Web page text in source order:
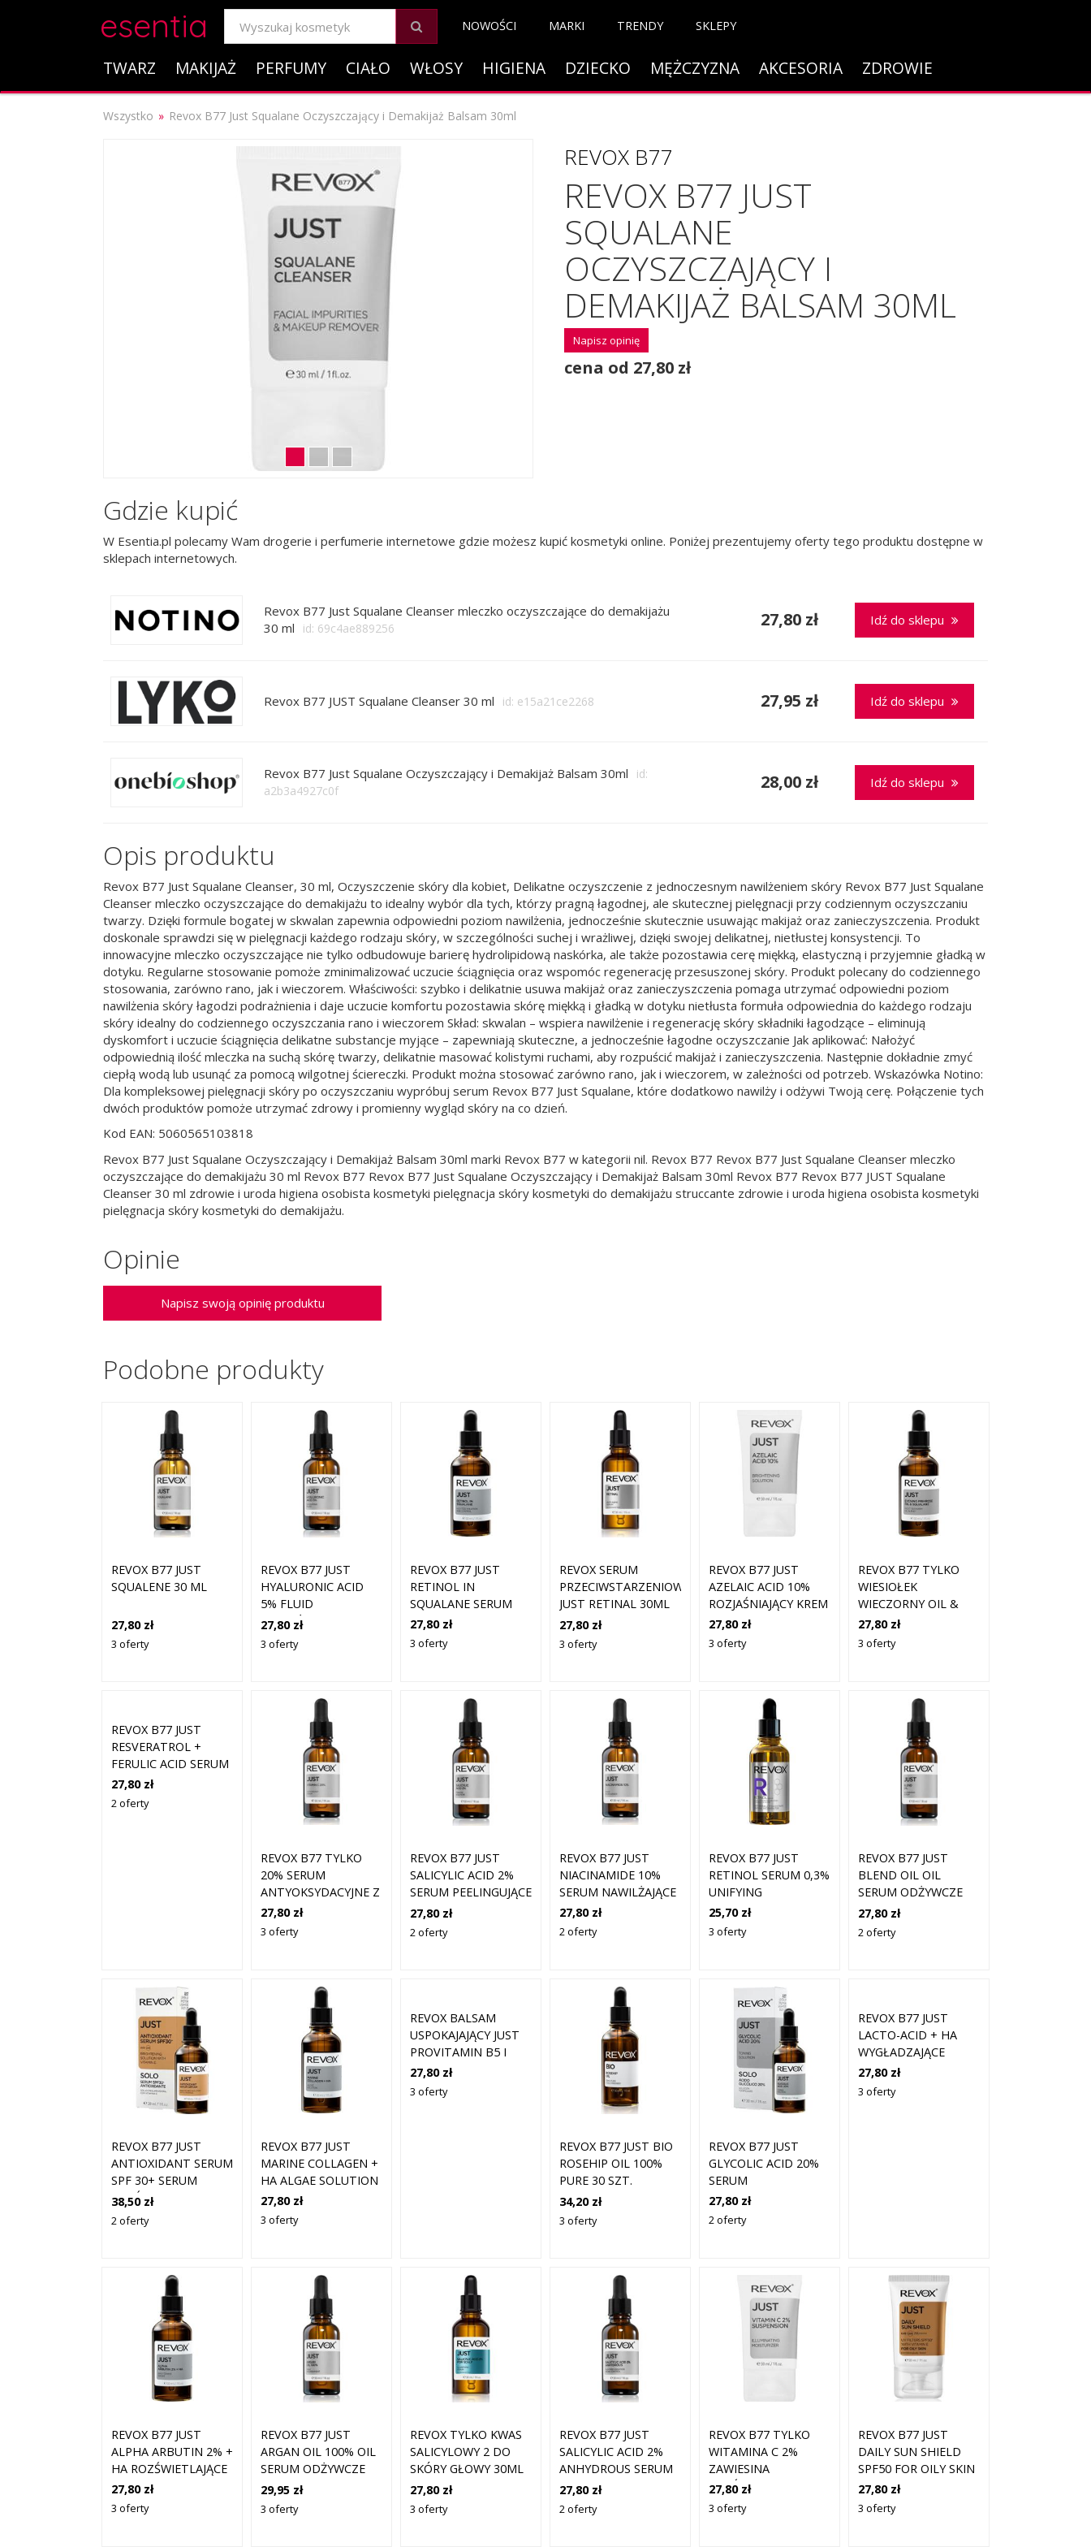
esentia NOWOŚCI MARKI TRENDY SKLEPY
TWARZ MAKIJAŻ PERFUMY CIAŁO WŁOSY HIGIENA DZIECKO MĘŻCZYZNA AKCESORIA ZDROWIE
Wszystko Revox B77 Just Squalane Oczyszczający i Demakijaż Balsam 30ml
REVOX B77
REVOX B77 JUST
SQUALANE
OCZYSZCZAJĄCY I
DEMAKIJAŻ BALSAM 30ML
Napisz opinię
cena od 27,80 zł
Gdzie kupić
W Esentia.pl polecamy Wam drogerie i perfumerie internetowe gdzie możesz kupić kosmetyki online. Poniżej prezentujemy oferty tego produktu dostępne w
sklepach internetowych.
Revox B77 Just Squalane Cleanser mleczko oczyszczające do demakijażu
30 ml
id: 69c4ae889256 27,80 zł Idź do sklepu
Revox B77 JUST Squalane Cleanser 30 ml id: e15a21ce2268 27,95 zł Idź do sklepu
Revox B77 Just Squalane Oczyszczający i Demakijaż Balsam 30ml
id:
a2b3a4927c0f
28,00 zł Idź do sklepu
Opis produktu
Revox B77 Just Squalane Cleanser, 30 ml, Oczyszczenie skóry dla kobiet, Delikatne oczyszczenie z jednoczesnym nawilżeniem skóry Revox B77 Just Squalane
Cleanser mleczko oczyszczające do demakijażu to idealny wybór dla tych, którzy pragną łagodnej, ale skutecznej pielęgnacji przy codziennym oczyszczaniu
twarzy. Dzięki formule bogatej w skwalan zapewnia odpowiedni poziom nawilżenia, jednocześnie skutecznie usuwając makijaż oraz zanieczyszczenia. Produkt
doskonale sprawdzi się w pielęgnacji każdego rodzaju skóry, w szczególności suchej i wrażliwej, dzięki swojej delikatnej, nietłustej konsystencji. To
innowacyjne mleczko oczyszczające nie tylko odbudowuje barierę hydrolipidową naskórka, ale także pozostawia cerę miękką, elastyczną i przyjemnie gładką w
dotyku. Regularne stosowanie pomoże zminimalizować uczucie ściągnięcia oraz wspomóc regenerację przesuszonej skóry. Produkt polecany do codziennego
stosowania, zarówno rano, jak i wieczorem. Właściwości: szybko i delikatnie usuwa makijaż oraz zanieczyszczenia pomaga utrzymać odpowiedni poziom
nawilżenia skóry łagodzi podrażnienia i daje uczucie komfortu pozostawia skórę miękką i gładką w dotyku nietłusta formuła odpowiednia do każdego rodzaju
skóry idealny do codziennego oczyszczania rano i wieczorem Skład: skwalan – wspiera nawilżenie i regenerację skóry składniki łagodzące – eliminują
dyskomfort i uczucie ściągnięcia delikatne substancje myjące – zapewniają skuteczne, a jednocześnie łagodne oczyszczanie Jak aplikować: Nałożyć
odpowiednią ilość mleczka na suchą skórę twarzy, delikatnie masować kolistymi ruchami, aby rozpuścić makijaż i zanieczyszczenia. Następnie dokładnie zmyć
ciepłą wodą lub usunąć za pomocą wilgotnej ściereczki. Produkt można stosować zarówno rano, jak i wieczorem, w zależności od potrzeb. Wskazówka Notino:
Dla kompleksowej pielęgnacji skóry po oczyszczaniu wypróbuj serum Revox B77 Just Squalane, które dodatkowo nawilży i odżywi Twoją cerę. Połączenie tych
dwóch produktów pomoże utrzymać zdrowy i promienny wygląd skóry na co dzień.
Kod EAN: 5060565103818
Revox B77 Just Squalane Oczyszczający i Demakijaż Balsam 30ml marki Revox B77 w kategorii nil. Revox B77 Revox B77 Just Squalane Cleanser mleczko
oczyszczające do demakijażu 30 ml Revox B77 Revox B77 Just Squalane Oczyszczający i Demakijaż Balsam 30ml Revox B77 Revox B77 JUST Squalane
Cleanser 30 ml zdrowie i uroda higiena osobista kosmetyki pielęgnacja skóry kosmetyki do demakijażu struccante zdrowie i uroda higiena osobista kosmetyki
pielęgnacja skóry kosmetyki do demakijażu.
Opinie
Napisz swoją opinię produktu
Podobne produkty
REVOX B77 JUST
SQUALENE 30 ML
27,80 zł
3 oferty
REVOX B77 JUST
HYALURONIC ACID
5% FLUID
NAWILŻAJĄCY DO
TWARZY I SZYI 30 ML
27,80 zł
3 oferty
REVOX B77 JUST
RETINOL IN
SQUALANE SERUM
PRZECIWZMARSZCZKOWE
Z RETINOLEM DO
TWARZY I SZYI 30 ML
27,80 zł
3 oferty
REVOX SERUM
PRZECIWSTARZENIOWE
JUST RETINAL 30ML
27,80 zł
3 oferty
REVOX B77 JUST
AZELAIC ACID 10%
ROZJAŚNIAJĄCY KREM
DO TWARZY 30ML
27,80 zł
3 oferty
REVOX B77 TYLKO
WIESIOŁEK
WIECZORNY OIL &
SQUALANE OLEJEK
REGENERUJĄCY NA
NOC DO ODBUDOWY
27,80 zł
3 oferty
REVOX B77 JUST
RESVERATROL +
FERULIC ACID SERUM
ANTYOKSYDUJĄCE
DO TWARZY I SZYI 30
27,80 zł
2 oferty
REVOX B77 TYLKO
20% SERUM
ANTYOKSYDACYJNE Z
WITAMINĄ C 30ML
27,80 zł
3 oferty
REVOX B77 JUST
SALICYLIC ACID 2%
SERUM PEELINGUJĄCE
O DZIAŁANIU
ZŁUSZCZAJĄCYM DO
TWARZY 30 ML
27,80 zł
2 oferty
REVOX B77 JUST
NIACINAMIDE 10%
SERUM NAWILŻAJĄCE
30 ML
27,80 zł
2 oferty
REVOX B77 JUST
RETINOL SERUM 0,3%
UNIFYING
REGENERATOR 30 ML
25,70 zł
3 oferty
REVOX B77 JUST
BLEND OIL OIL
SERUM ODŻYWCZE
DO TWARZY I SZYI 30
ML
27,80 zł
2 oferty
REVOX B77 JUST
ANTIOXIDANT SERUM
SPF 30+ SERUM
ROZŚWIETLAJĄCE DO
TWARZY SPF 30 30
38,50 zł
2 oferty
REVOX B77 JUST
MARINE COLLAGEN +
HA ALGAE SOLUTION
30 ML
27,80 zł
3 oferty
REVOX BALSAM
USPOKAJAJĄCY JUST
PROVITAMIN B5 I
CENTELLA 30 ML
27,80 zł
3 oferty
REVOX B77 JUST BIO
ROSEHIP OIL 100%
PURE 30 SZT.
34,20 zł
3 oferty
REVOX B77 JUST
GLYCOLIC ACID 20%
SERUM
WYGŁADZAJĄCO-
ZŁUSZCZAJĄCE DO
TWARZY 30 ML
27,80 zł
2 oferty
REVOX B77 JUST
LACTO-ACID + HA
WYGŁADZAJĄCE
SERUM
ZŁUSZCZAJĄCE DO
TWARZY I SZYI 30ML
27,80 zł
3 oferty
REVOX B77 JUST
ALPHA ARBUTIN 2% +
HA ROZŚWIETLAJĄCE
SERUM DO TWARZY I
SZYI 30ML
27,80 zł
3 oferty
REVOX B77 JUST
ARGAN OIL 100% OIL
SERUM ODŻYWCZE
DO TWARZY I SZYI 30
ML
29,95 zł
3 oferty
REVOX TYLKO KWAS
SALICYLOWY 2 DO
SKÓRY GŁOWY 30ML
27,80 zł
3 oferty
REVOX B77 JUST
SALICYLIC ACID 2%
ANHYDROUS SERUM
PEELINGUJĄCE O
DZIAŁANIU
ZŁUSZCZAJĄCYM DO
27,80 zł
2 oferty
REVOX B77 TYLKO
WITAMINA C 2%
ZAWIESINA
ROZŚWIETLAJĄCY
NAWILŻAJĄCY KREM
DO TWARZY I SZYI
27,80 zł
3 oferty
REVOX B77 JUST
DAILY SUN SHIELD
SPF50 FOR OILY SKIN
30 ML
27,80 zł
3 oferty